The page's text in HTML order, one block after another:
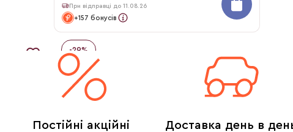
При відправці до 11.08.26
+157 бонусів
-29%
Постійні акційні
Доставка день в